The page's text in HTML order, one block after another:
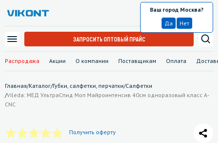
Распродажа Акции О компании Поставщикам Оплата
Москва
Ваш город Москва?
Да
Нет
ЗАПРОСИТЬ ОПТОВЫЙ ПРАЙС
Главная/Каталог/Губки, салфетки, перчатки/Салфетки
/Vileda: МЕД УльтраСпид Моп Майроинтенсив 40см одноразовый класс А-
СNC
Получить оферту